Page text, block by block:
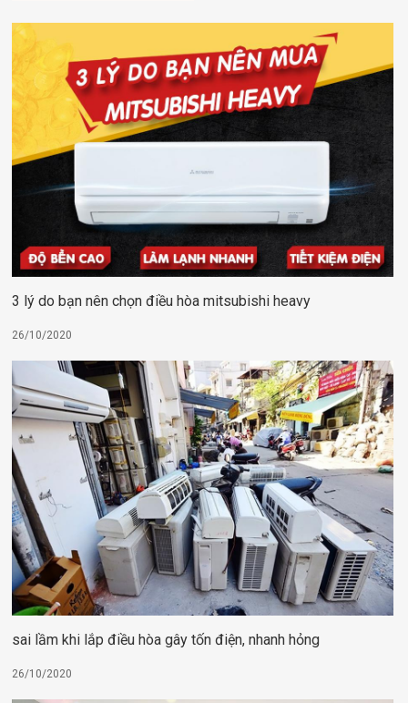
3 lý do bạn nên chọn điều hòa mitsubishi heavy
26/10/2020
sai lầm khi lắp điều hòa gây tốn điện, nhanh hỏng
26/10/2020